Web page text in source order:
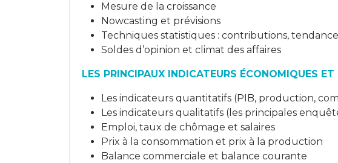
Mesure de la croissance
Nowcasting et prévisions
Techniques statistiques : contributions,
Soldes d’opinion et climat des affaires
LES PRINCIPAUX INDICATEURS ÉCONOMIQUES ET
Les indicateurs quantitatifs (PIB, production,
Les indicateurs qualitatifs (les principales
Emploi, taux de chômage et salaires
Prix à la consommation et prix à la production
Balance commerciale et balance courante